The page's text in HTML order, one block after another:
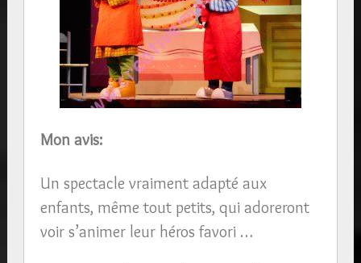
Mon avis:
Un spectacle vraiment adapté aux
enfants, même tout petits, qui adoreront
voir s’animer leur héros favori …